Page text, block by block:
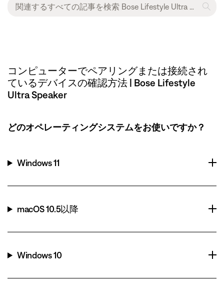
コンピューターでペアリングまたは接続され
ているデバイスの確認方法 | Bose Lifestyle
Ultra Speaker
どのオペレーティングシステムをお使いですか？
Windows 11
macOS 10.5以降
Windows 10